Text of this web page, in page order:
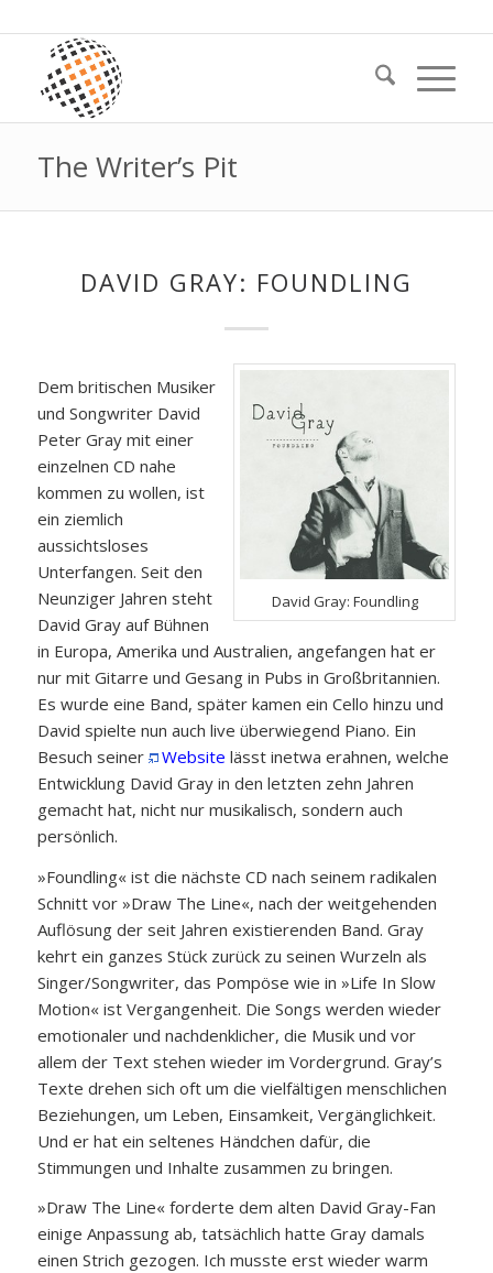
The Writer’s Pit
DAVID GRAY: FOUNDLING
David Gray: Foundling
Dem britischen Musiker
und Songwriter David
Peter Gray mit einer
einzelnen CD nahe
kommen zu wollen, ist
ein ziemlich
aussichtsloses
Unterfangen. Seit den
Neunziger Jahren steht
David Gray auf Bühnen
in Europa, Amerika und Australien, angefangen hat er
nur mit Gitarre und Gesang in Pubs in Großbritannien.
Es wurde eine Band, später kamen ein Cello hinzu und
David spielte nun auch live überwiegend Piano. Ein
Besuch seiner
Website lässt inetwa erahnen, welche
Entwicklung David Gray in den letzten zehn Jahren
gemacht hat, nicht nur musikalisch, sondern auch
persönlich.
»Foundling« ist die nächste CD nach seinem radikalen
Schnitt vor »Draw The Line«, nach der weitgehenden
Auflösung der seit Jahren existierenden Band. Gray
kehrt ein ganzes Stück zurück zu seinen Wurzeln als
Singer/Songwriter, das Pompöse wie in »Life In Slow
Motion« ist Vergangenheit. Die Songs werden wieder
emotionaler und nachdenklicher, die Musik und vor
allem der Text stehen wieder im Vordergrund. Gray’s
Texte drehen sich oft um die vielfältigen menschlichen
Beziehungen, um Leben, Einsamkeit, Vergänglichkeit.
Und er hat ein seltenes Händchen dafür, die
Stimmungen und Inhalte zusammen zu bringen.
»Draw The Line« forderte dem alten David Gray-Fan
einige Anpassung ab, tatsächlich hatte Gray damals
einen Strich gezogen. Ich musste erst wieder warm